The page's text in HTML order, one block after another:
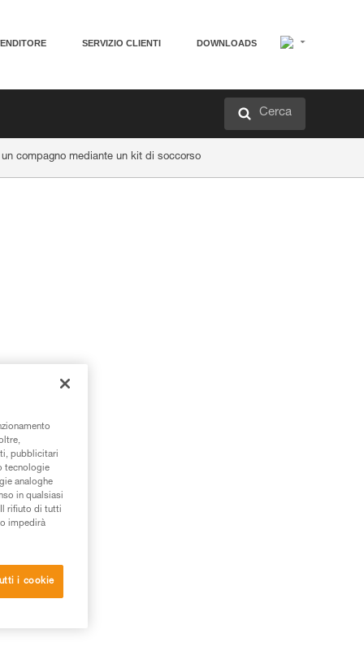
SERVIZIO CLIENTI DOWNLOADS
Cerca
compagno mediante un kit di soccorso
pubblicitari
tecnologie
analoghe
in qualsiasi
rifiuto di tutti
impedirà
i cookie